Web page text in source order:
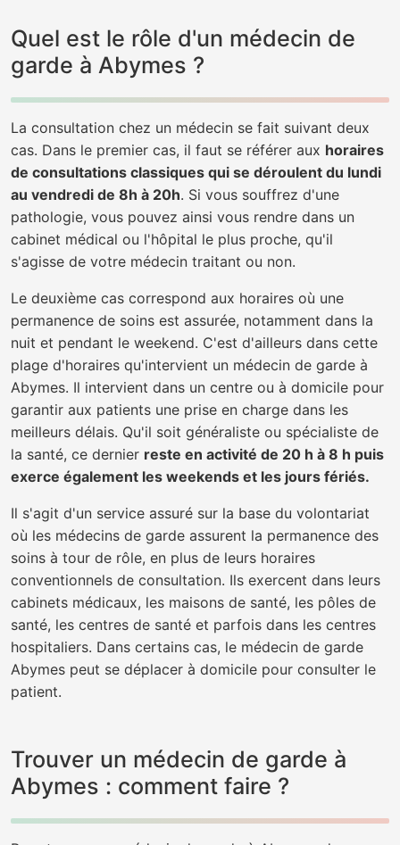
Quel est le rôle d'un médecin de
garde à Abymes ?
La consultation chez un médecin se fait suivant deux
cas. Dans le premier cas, il faut se référer aux horaires
de consultations classiques qui se déroulent du lundi
au vendredi de 8h à 20h. Si vous souffrez d'une
pathologie, vous pouvez ainsi vous rendre dans un
cabinet médical ou l'hôpital le plus proche, qu'il
s'agisse de votre médecin traitant ou non.
Le deuxième cas correspond aux horaires où une
permanence de soins est assurée, notamment dans la
nuit et pendant le weekend. C'est d'ailleurs dans cette
plage d'horaires qu'intervient un médecin de garde à
Abymes. Il intervient dans un centre ou à domicile pour
garantir aux patients une prise en charge dans les
meilleurs délais. Qu'il soit généraliste ou spécialiste de
la santé, ce dernier reste en activité de 20 h à 8 h puis
exerce également les weekends et les jours fériés.
Il s'agit d'un service assuré sur la base du volontariat
où les médecins de garde assurent la permanence des
soins à tour de rôle, en plus de leurs horaires
conventionnels de consultation. Ils exercent dans leurs
cabinets médicaux, les maisons de santé, les pôles de
santé, les centres de santé et parfois dans les centres
hospitaliers. Dans certains cas, le médecin de garde
Abymes peut se déplacer à domicile pour consulter le
patient.
Trouver un médecin de garde à
Abymes : comment faire ?